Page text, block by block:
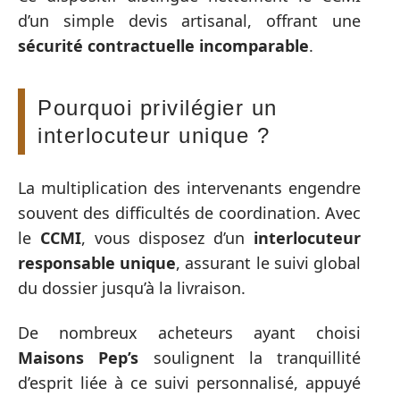
d’un simple devis artisanal, offrant une
sécurité contractuelle incomparable.
Pourquoi privilégier un
interlocuteur unique ?
La multiplication des intervenants engendre
souvent des difficultés de coordination. Avec
le CCMI, vous disposez d’un interlocuteur
responsable unique, assurant le suivi global
du dossier jusqu’à la livraison.
De nombreux acheteurs ayant choisi
Maisons Pep’s soulignent la tranquillité
d’esprit liée à ce suivi personnalisé, appuyé